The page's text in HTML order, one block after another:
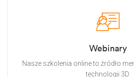
Webinary
Nasze szkolenia online to źródło
technologii 3D.